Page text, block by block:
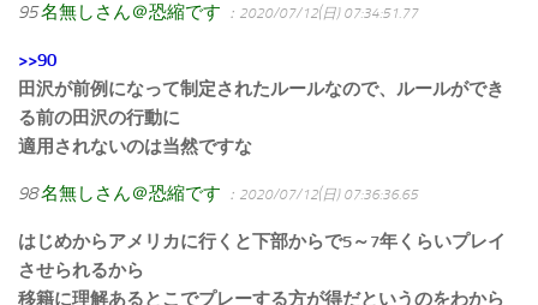
95名無しさん＠恐縮です ：2020/07/12(日) 07:34:51.77
>>90
田沢が前例になって制定されたルールなので、ルールができ
る前の田沢の行動に
適用されないのは当然ですな
98名無しさん＠恐縮です ：2020/07/12(日) 07:36:36.65
はじめからアメリカに行くと下部からで5～7年くらいプレイ
させられるから
移籍に理解あるとこでプレーする方が得だというのをわから